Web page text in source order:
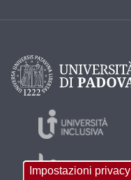
Impostazioni privacy